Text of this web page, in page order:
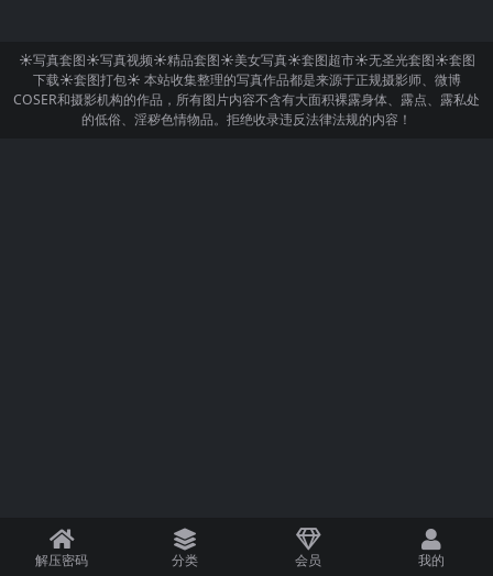
☀写真套图☀写真视频☀精品套图☀美女写真☀套图超市☀无圣光套图☀套图
下载☀套图打包☀ 本站收集整理的写真作品都是来源于正规摄影师、微博
COSER和摄影机构的作品，所有图片内容不含有大面积裸露身体、露点、露私处
的低俗、淫秽色情物品。拒绝收录违反法律法规的内容！
解压密码 分类 会员 我的